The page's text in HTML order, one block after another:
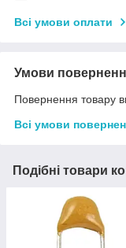
Всі умови оплати
Умови
Повернення товару
Всі умови
Подібні товари